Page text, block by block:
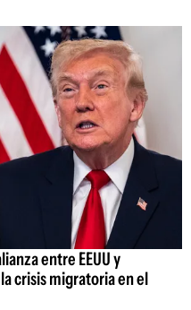
entre EEUU y
crisis migratoria en el